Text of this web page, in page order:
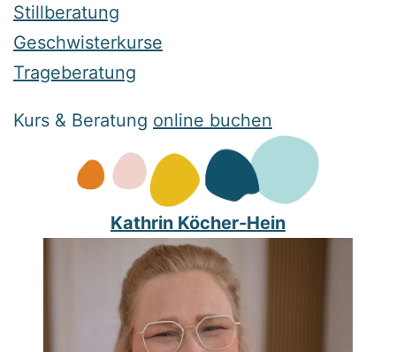
Stillberatung
Geschwisterkurse
Trageberatung
Kurs & Beratung online buchen
Kathrin Köcher-Hein